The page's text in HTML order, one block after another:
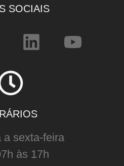
SOCIAIS
a sexta-feira
às 17h